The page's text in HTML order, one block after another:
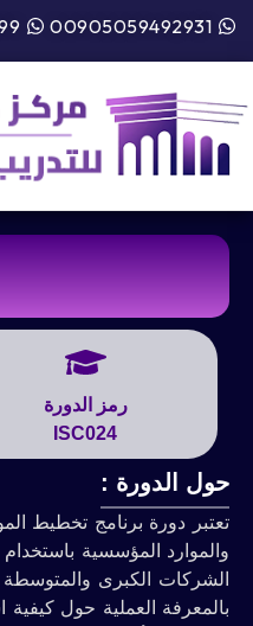
00905059492931
رمز الدورة
ISC024
حول الدورة :
الشركات الكبرى والمتوسطة